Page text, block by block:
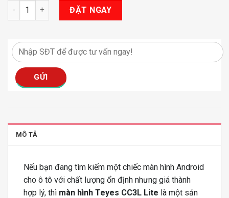
Màn Hình Teyes CC3L Lite số lượng
ĐẶT NGAY
MÔ TẢ
Nếu bạn đang tìm kiếm một chiếc màn hình Android
cho ô tô với chất lượng ổn định nhưng giá thành
hợp lý, thì màn hình Teyes CC3L Lite là một sản